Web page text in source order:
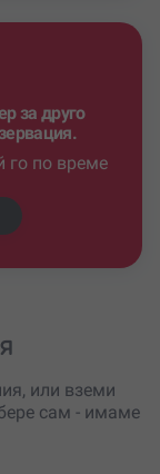
за друго
го по време
или вземи
сам - имаме